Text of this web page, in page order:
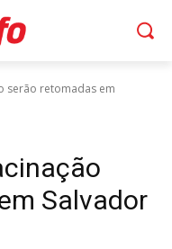
serão retomadas em
Salvador